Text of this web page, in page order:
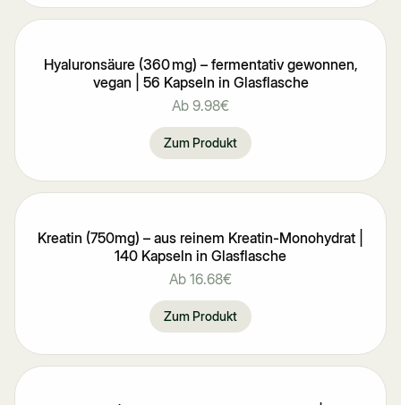
Hyaluronsäure (360 mg) – fermentativ gewonnen,
vegan | 56 Kapseln in Glasflasche
Ab 9.98€
Zum Produkt
Kreatin (750mg) – aus reinem Kreatin-Monohydrat |
140 Kapseln in Glasflasche
Ab 16.68€
Zum Produkt